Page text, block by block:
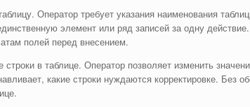
Оператор требует указания наименования
элемент или ряд записей за одну
полей перед внесением.
в таблице. Оператор позволяет изменить
какие строки нуждаются корректировке. Без